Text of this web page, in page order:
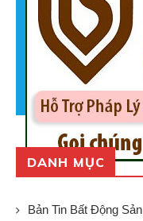
DANH MỤC
Bản Tin Bất Động Sản